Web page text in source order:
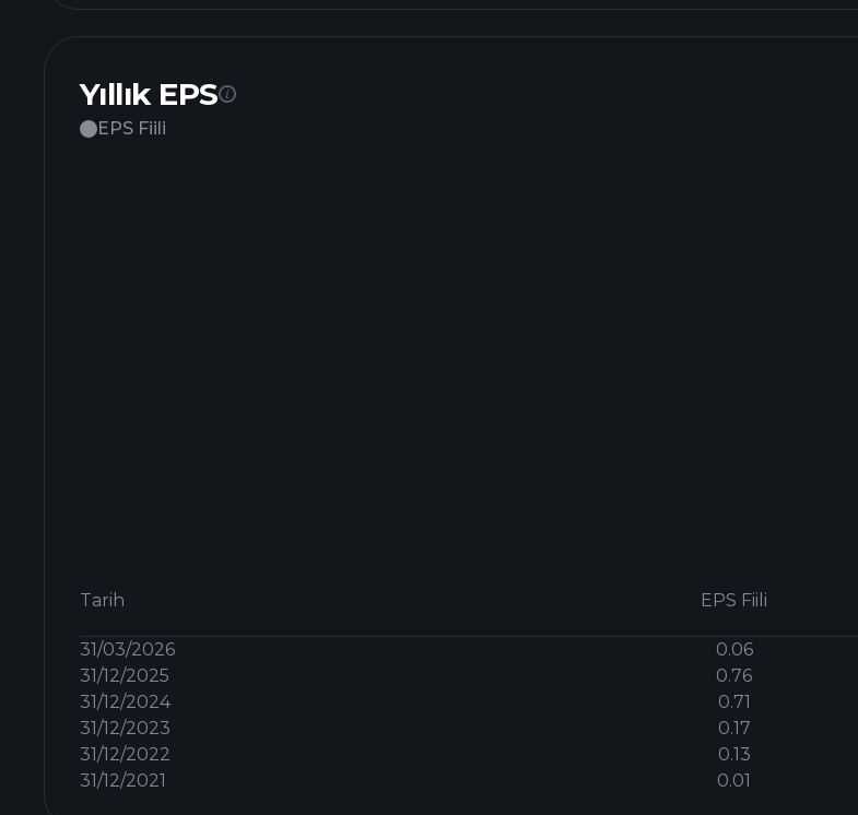
Yıllık EPS
EPS Fiili
Tarih EPS Fiili
31/03/2026 0.06
31/12/2025
0.76
31/12/2024
0.71
31/12/2023
0.17
31/12/2022
0.13
31/12/2021
0.01